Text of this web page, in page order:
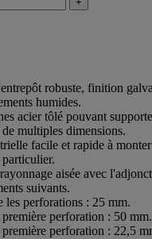
robuste, finition
humides.
acier tôlé pouvant
multiples dimensions.
facile et rapide à
aisée avec
suivants.
les perforations : 25 mm.
perforation : 50 mm.
perforation : 22,5